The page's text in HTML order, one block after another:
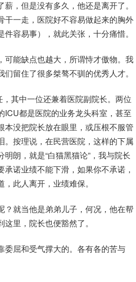
，但是没有多久，他还是离开了。
干一走，医院好不容易做起来的胸外
容易事），就此关张，十分痛惜。
能缺点也越大，所谓恃才傲物。我
留住了很多桀骜不驯的优秀人才。
其中一位还兼着医院副院长。两位
ICU都是医院的业务龙头科室，甚至
没把院长放在眼里，或压根不服管
按理说，在民营医院，这样的下属
朗，就是“白猫黑猫论”，我与院长
诺业绩不能下滑，如果你不承诺，
此人离开，业绩难保。
就当他是弟弟儿子，何况，他在帮
里，院长也便豁然了。
屈和受气撑大的。各有各的苦与